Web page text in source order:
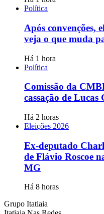
Política
Após convenções,
veja o que muda
Há 1 hora
Política
Comissão da
cassação de Lucas
Há 2 horas
Eleições 2026
Ex-deputado
de Flávio Roscoe
MG
Há 8 horas
Grupo Itatiaia